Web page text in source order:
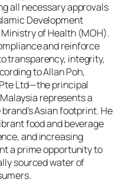
all necessary approvals
Development
of Health (MOH).
and reinforce
transparency, integrity,
to Allan Poh,
Ltd—the principal
represents a
Asian footprint. He
food and beverage
and increasing
a prime opportunity to
sourced water of